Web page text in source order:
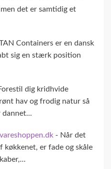
det er samtidig et
Containers er en dansk
sig en stærk position
dig kridhvide
hav og frodig natur så
- Når det
køkkenet, er fade og skåle